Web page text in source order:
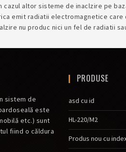
altor sisteme de inaclzire pe
emit radiatii electromagnetice care
nu produc nici un fel de radiatii
sistem de
este
etc.) sunt
fiind o căldura
PRODUSE
asd cu id
HL-220/M2
Produs nou cu